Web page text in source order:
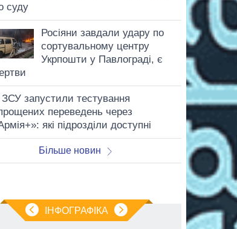
суду
Росіяни завдали удару по
сортувальному центру
Укрпошти у Павлограді, є
запустили тестування
переведень через
які підрозділи доступні
Більше новин
ІНФОГРАФІКА